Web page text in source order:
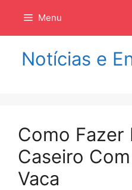
isi
Menu
Notícias e
Como Fazer
Caseiro
Vaca